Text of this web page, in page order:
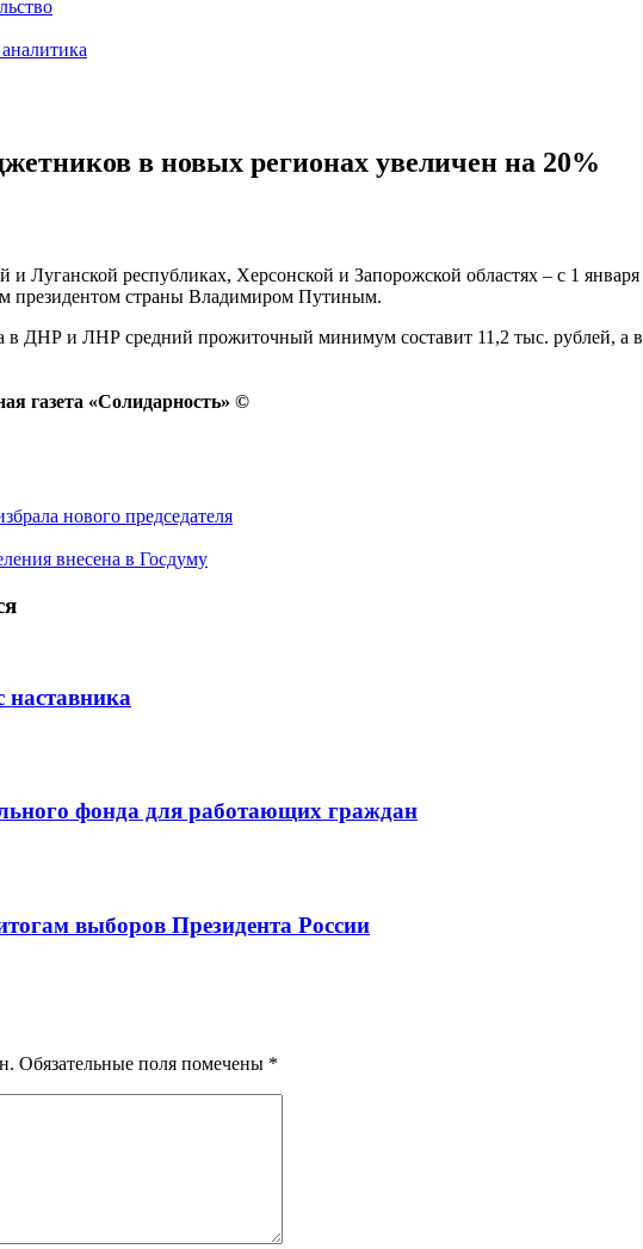
в новых регионах увеличен на 20%
Луганской республиках, Херсонской и Запорожской областях – с 1
президентом страны Владимиром Путиным.
в ДНР и ЛНР средний прожиточный минимум составит 11,2 тыс. рублей, а
газета «Солидарность» ©
нового председателя
внесена в Госдуму
наставника
фонда для работающих граждан
выборов Президента России
Обязательные поля помечены *